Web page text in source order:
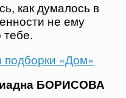
как думалось в
не ему
тебе.
подборки «Дом»
БОРИСОВА